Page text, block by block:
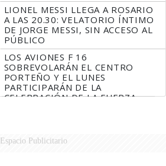
LIONEL MESSI LLEGA A ROSARIO
A LAS 20.30: VELATORIO ÍNTIMO
DE JORGE MESSI, SIN ACCESO AL
PÚBLICO
LOS AVIONES F 16
SOBREVOLARÁN EL CENTRO
PORTEÑO Y EL LUNES
PARTICIPARÁN DE LA
CELEBRACIÓN DE LA FUERZA
Espacio Publicitario